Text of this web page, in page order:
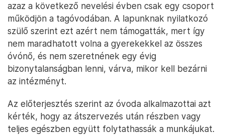
azaz a következő nevelési évben csak egy csoport
működjön a tagóvodában. A lapunknak nyilatkozó
szülő szerint ezt azért nem támogatták, mert így
nem maradhatott volna a gyerekekkel az összes
óvónő, és nem szeretnének egy évig
bizonytalanságban lenni, várva, mikor kell bezárni
az intézményt.
Az előterjesztés szerint az óvoda alkalmazottai azt
kérték, hogy az átszervezés után részben vagy
teljes egészben együtt folytathassák a munkájukat.